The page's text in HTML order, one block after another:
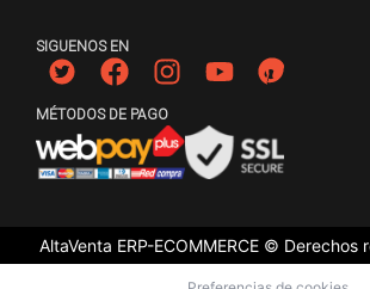
SIGUENOS EN
MÉTODOS DE PAGO
AltaVenta ERP-ECOMMERCE © Derechos